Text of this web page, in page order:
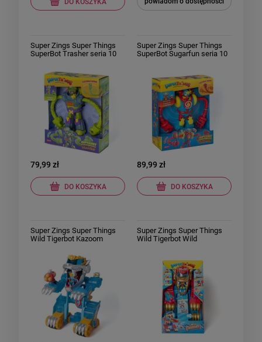
DO KOSZYKA
Super Zings Super Things
SuperBot Trasher seria 10
79,99 zł
DO KOSZYKA
Super Zings Super Things
SuperBot Sugarfun seria 10
89,99 zł
DO KOSZYKA
Super Zings Super Things
Wild Tigerbot Kazoom
Duży Robot Transformer
Super Zings Super Things
Wild Tigerbot Wild
Transformer